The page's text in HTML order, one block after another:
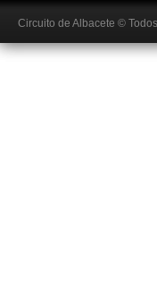
Circuito de Albacete ©